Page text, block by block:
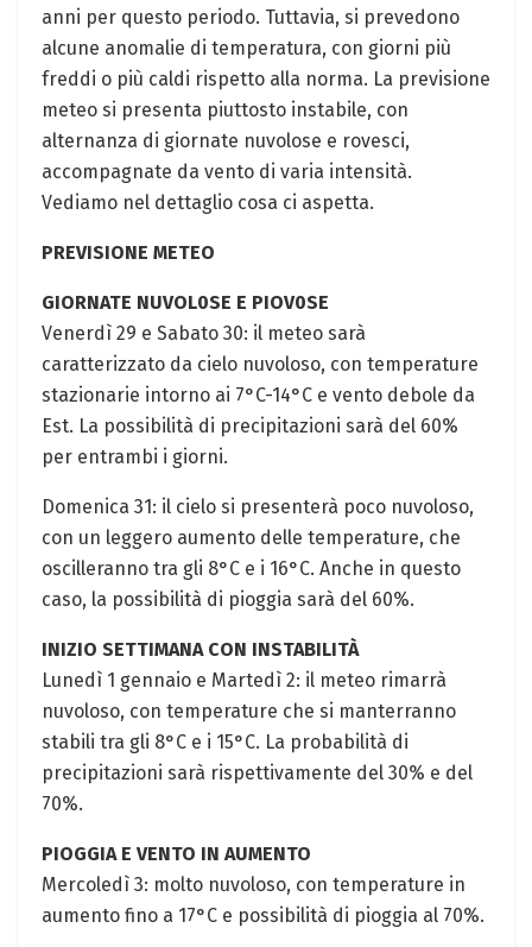
anni per questo periodo. Tuttavia,⁤ si prevedono
alcune anomalie di temperatura, con giorni più
freddi o più caldi rispetto alla norma. La previsione
meteo ⁣si presenta piuttosto instabile, con
‌alternanza di giornate nuvolose e rovesci,
accompagnate da vento di varia intensità.
Vediamo‌ nel dettaglio cosa ci aspetta.
PREVISIONE METEO
GIORNATE ‌NUVOL0SE E PIOV0SE
Venerdì 29 e ‌Sabato 30: il meteo sarà
caratterizzato ⁣da cielo nuvoloso, con temperature⁣
stazionarie intorno ai 7°C-14°C e vento debole da
Est. ⁣La possibilità di precipitazioni⁣ sarà del 60%
per entrambi i giorni.
Domenica ⁤31: il⁤ cielo si presenterà poco nuvoloso,
⁤con un leggero aumento delle temperature, che
oscilleranno tra gli 8°C e ‍i 16°C. Anche in questo⁣
caso, la​ possibilità di pioggia sarà del 60%.
INIZIO SETTIMANA CON INSTABILITÀ
Lunedì 1 gennaio​ e Martedì 2: ⁣il meteo rimarrà⁤
nuvoloso, con temperature che‌ si ​manterranno
stabili tra gli 8°C e i 15°C. La probabilità ‌di
precipitazioni sarà rispettivamente⁣ del 30% e ​del
70%.
PIOGGIA E VENTO⁤ IN AUMENTO
Mercoledì⁢ 3: molto nuvoloso, con temperature in
aumento fino a 17°C e possibilità di pioggia al 70%.